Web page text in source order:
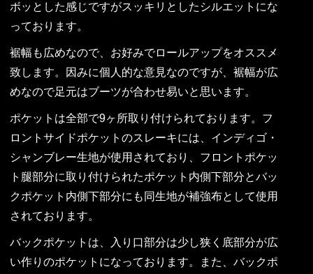
ボッとした感じですがスッキリとしたシルエットにな
っております。
裾幅も広めなので、お好みでロールアップをオススメ
致します。因みに個人的な意見なのですが、裾幅が広
めなので足元はブーツが合わせ易いと思います。
ポケットは全部で9ヶ所取り付けられております。フ
ロントサイドポケットのスレーキには、インディゴ・
シャンブレー生地が使用されており、フロントポケッ
ト腿部分に取り付けられたポケット内側下部分とバッ
クポケット内側下部分にも同生地が補強布として使用
されております。
バックポケットは、入り口部分は少し狭く底部分が広
い作りのポケットになっております。また、バックポ